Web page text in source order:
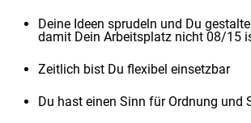
Deine Ideen sprudeln und Du
damit Dein Arbeitsplatz nicht 08/15
Zeitlich bist Du flexibel einsetzbar
Du hast einen Sinn für Ordnung und